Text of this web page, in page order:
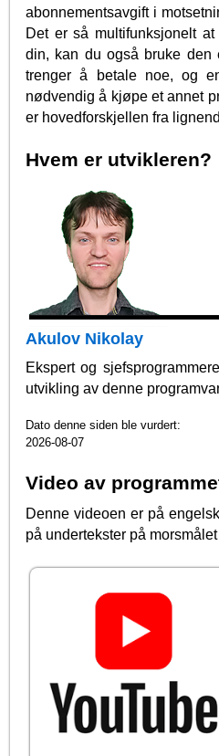
abonnementsavgift i
Det er så multifunksjonelt
din, kan du også bruke den
trenger å betale noe, og
nødvendig å kjøpe et annet
er hovedforskjellen fra
Hvem er utvikleren?
Akulov Nikolay
Ekspert og
utvikling av denne
Dato denne siden ble vurdert:
2026-08-07
Video av
Denne videoen er på
på undertekster på morsmålet